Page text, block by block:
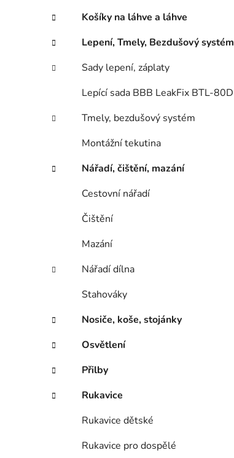
Košíky na láhve a láhve
Lepení, Tmely, Bezdušový systém
Sady lepení, záplaty
Lepící sada BBB LeakFix BTL-80D
Tmely, bezdušový systém
Montážní tekutina
Nářadí, čištění, mazání
Cestovní nářadí
Čištění
Mazání
Nářadí dílna
Stahováky
Nosiče, koše, stojánky
Osvětlení
Přilby
Rukavice
Rukavice dětské
Rukavice pro dospělé